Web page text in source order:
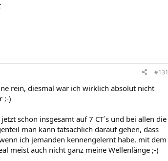
#131
rein, diesmal war ich wirklich absolut nicht
;-)
schon insgesamt auf 7 CT´s und bei allen die
man kann tatsächlich darauf gehen, dass
ich jemanden kennengelernt habe, mit dem
meist auch nicht ganz meine Wellenlänge ;-)